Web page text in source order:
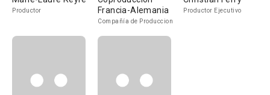
Productor
Francia-Alemania
Compañía de Produccion
Productor Ejecutivo